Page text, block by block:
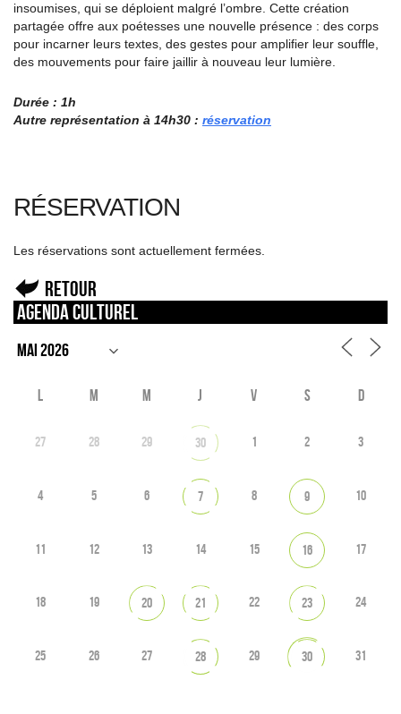
insoumises, qui se déploient malgré l’ombre. Cette création
partagée offre aux poétesses une nouvelle présence : des corps
pour incarner leurs textes, des gestes pour amplifier leur souffle,
des mouvements pour faire jaillir à nouveau leur lumière.
Durée : 1h
Autre représentation à 14h30 : réservation
RÉSERVATION
Les réservations sont actuellement fermées.
Retour
Agenda culturel
L M M J V S D
27 28 29 30 1 2 3
4 5 6 7 8 9 10
11 12 13 14 15 16 17
18 19 20 21 22 23 24
25 26 27 28 29 30 31